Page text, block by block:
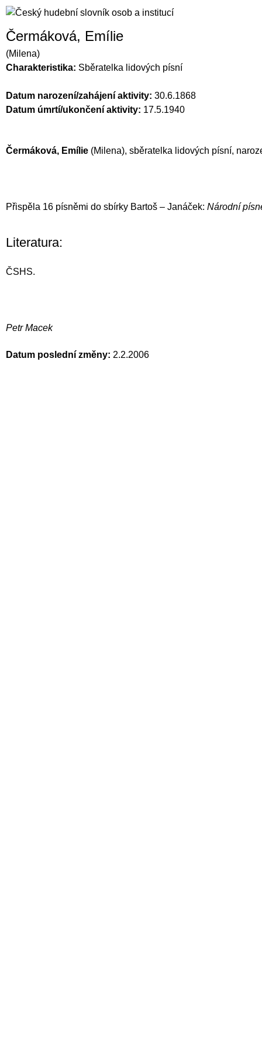
Čermáková, Emílie
(Milena)
Charakteristika: Sběratelka lidových písní
Datum narození/zahájení aktivity: 30.6.1868
Datum úmrtí/ukončení aktivity: 17.5.1940
Čermáková, Emílie (Milena), sbě­ratelka lidových písní,
Přispěla 16 pís­němi do sbírky Bartoš – Janáček: Národní
Literatura:
ČSHS.
Petr Macek
Datum poslední změny: 2.2.2006